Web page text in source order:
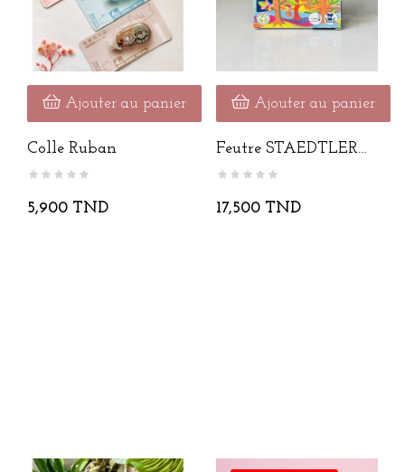
Ajouter au panier
Colle Ruban
5,900 TND
Ajouter au panier
Feutre STAEDTLER
De 24...
17,500 TND